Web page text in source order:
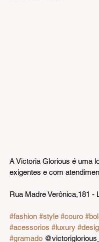
A Victoria Glorious é uma
exigentes e com
Rua Madre Verônica,181 -
#fashion #style #couro
#acessorios #luxury
#gramado